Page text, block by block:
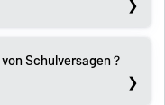
Schulversagen ?